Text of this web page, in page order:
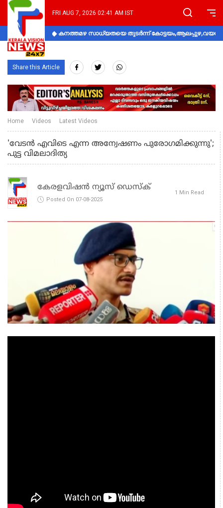
FRI AUG 7, 2026 02:41 AM IST
കനത്തമഴ സാധ്യതയെ തുടർന്ന്
Share this Article
Home Videos Latest Videos
'വേടൻ എവിടെ എന്ന അന്വേഷണം പുരോഗമിക്കുന്നു';
പുട്ട വിമലാദിത്യ
കേരളവിഷൻ ന്യൂസ് ഡെസ്‌ക്
Posted On 07-08-2025
1 Min Read